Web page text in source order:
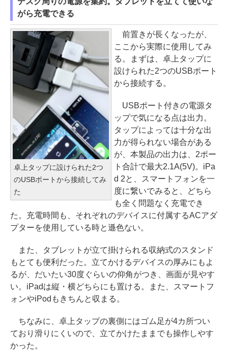
がら充電できる
卓上タップに設けられた2つ
のUSBポートから接続してみ
た
前置きが長くなったが、
ここから実際に使用してみ
る。まずは、卓上タップに
設けられた2つのUSBポート
から接続する。
USBポート付きの電源タ
ップで気になる点は出力。
タップによっては十分な出
力が得られない場合がある
が、本製品の出力は、2ポー
ト合計で最大2.1A(5V)。iPa
d 2と、スマートフォンを一
度に繋いでみると、どちら
も全く問題なく充電でき
た。充電時間も、それぞれのデバイスに付属するACアダ
プターを使用している時と遜色ない。
また、タブレットが立て掛けられる収納式のスタンド
もとても便利だった。立てかけるデバイスの厚みにもよ
るが、だいたい30度ぐらいの仰角がつき、画面が見やす
い。iPadは縦・横どちらにも置ける。また、スマートフ
ォンやiPodもきちんと収まる。
ちなみに、卓上タップの裏側にはゴム足が4カ所つい
ており滑りにくいので、立てかけたままでも操作しやす
かった。